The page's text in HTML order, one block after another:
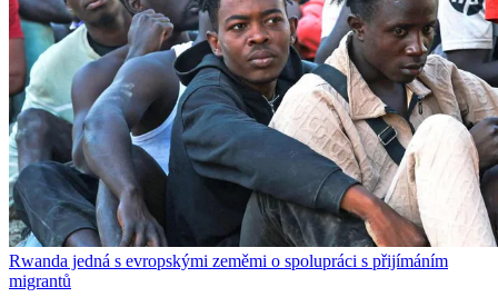
Rwanda jedná s evropskými zeměmi o spolupráci s přijímáním
migrantů